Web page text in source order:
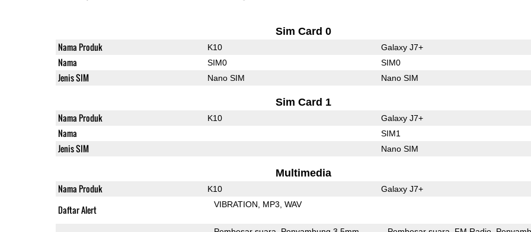
Sim Card 0
Nama Produk K10 Galaxy J7+
Nama SIM0 SIM0
Jenis SIM Nano SIM Nano SIM
Sim Card 1
Nama Produk K10 Galaxy J7+
Nama SIM1
Jenis SIM Nano SIM
Multimedia
Nama Produk K10 Galaxy J7+
Daftar Alert VIBRATION MP3 WAV